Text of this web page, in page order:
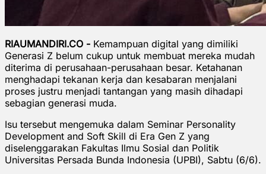
RIAUMANDIRI.CO - Kemampuan digital yang dimiliki
Generasi Z belum cukup untuk membuat mereka mudah
diterima di perusahaan-perusahaan besar. Ketahanan
menghadapi tekanan kerja dan kesabaran menjalani
proses justru menjadi tantangan yang masih dihadapi
sebagian generasi muda.
Isu tersebut mengemuka dalam Seminar Personality
Development and Soft Skill di Era Gen Z yang
diselenggarakan Fakultas Ilmu Sosial dan Politik
Universitas Persada Bunda Indonesia (UPBI), Sabtu (6/6).